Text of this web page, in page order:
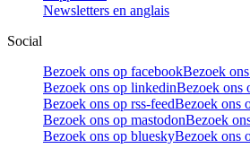
Newsletters en anglais
Social
Bezoek ons op facebookBezoek
Bezoek ons op linkedinBezoek ons
Bezoek ons op rss-feedBezoek ons
Bezoek ons op mastodonBezoek
Bezoek ons op blueskyBezoek ons